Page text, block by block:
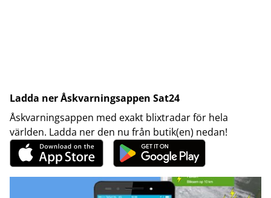
Ladda ner Åskvarningsappen Sat24
Åskvarningsappen med exakt blixtradar för hela
världen. Ladda ner den nu från butik(en) nedan!